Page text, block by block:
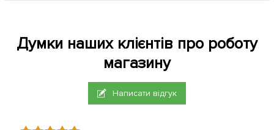
Думки наших клієнтів про роботу
магазину
Написати відгук